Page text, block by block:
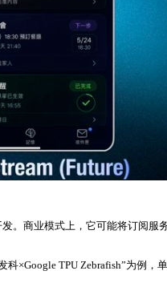
。商业模式上，它可能将订阅服
×Google TPU Zebrafish”为例，